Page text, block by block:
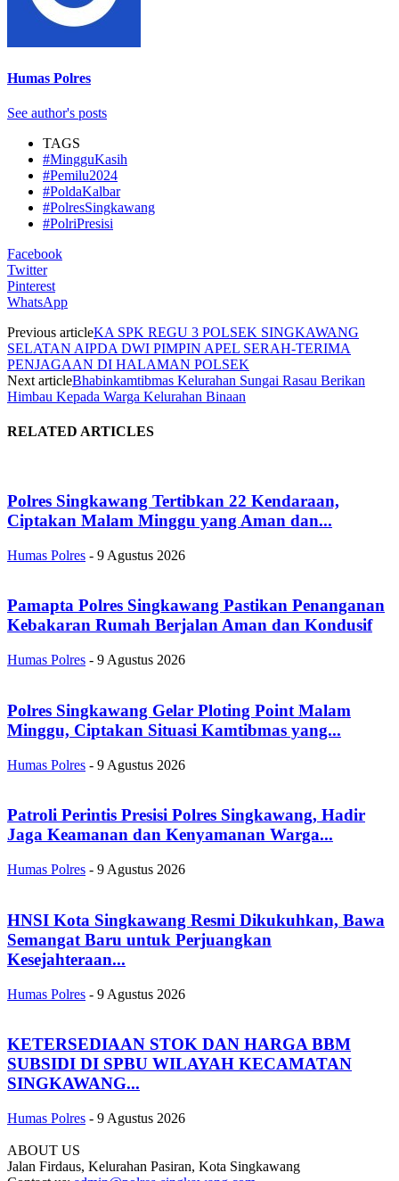
Humas Polres
See author's posts
TAGS
#MingguKasih
#Pemilu2024
#PoldaKalbar
#PolresSingkawang
#PolriPresisi
Facebook
Twitter
Pinterest
WhatsApp
Previous articleKA SPK REGU 3 POLSEK SINGKAWANG
SELATAN AIPDA DWI PIMPIN APEL SERAH-TERIMA
PENJAGAAN DI HALAMAN POLSEK
Next articleBhabinkamtibmas Kelurahan Sungai Rasau Berikan
Himbau Kepada Warga Kelurahan Binaan
RELATED ARTICLES
Polres Singkawang Tertibkan 22 Kendaraan,
Ciptakan Malam Minggu yang Aman dan...
Humas Polres - 9 Agustus 2026
Pamapta Polres Singkawang Pastikan Penanganan
Kebakaran Rumah Berjalan Aman dan Kondusif
Humas Polres - 9 Agustus 2026
Polres Singkawang Gelar Ploting Point Malam
Minggu, Ciptakan Situasi Kamtibmas yang...
Humas Polres - 9 Agustus 2026
Patroli Perintis Presisi Polres Singkawang, Hadir
Jaga Keamanan dan Kenyamanan Warga...
Humas Polres - 9 Agustus 2026
HNSI Kota Singkawang Resmi Dikukuhkan, Bawa
Semangat Baru untuk Perjuangkan
Kesejahteraan...
Humas Polres - 9 Agustus 2026
KETERSEDIAAN STOK DAN HARGA BBM
SUBSIDI DI SPBU WILAYAH KECAMATAN
SINGKAWANG...
Humas Polres - 9 Agustus 2026
ABOUT US
Jalan Firdaus, Kelurahan Pasiran, Kota Singkawang